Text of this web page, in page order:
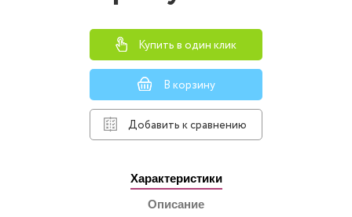
Купить в один клик
В корзину
Добавить к сравнению
Характеристики
Описание